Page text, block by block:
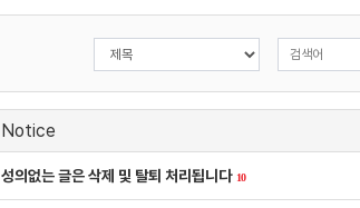
Notice
성의없는 글은 삭제 및 탈퇴 처리됩니다 10